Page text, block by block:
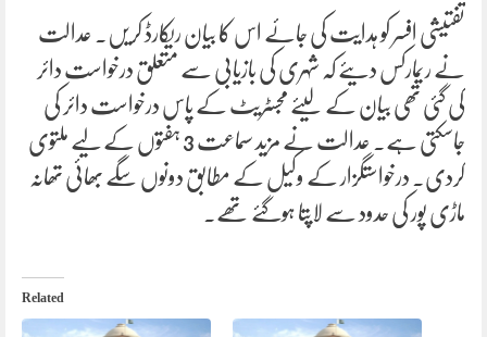
تفتیشی افسر کو ہدایت کی جائے اس کا بیان ریکارڈ کریں۔ عدالت
نے ریمارکس دیئے کہ شہری کی بازیابی سے متعلق درخواست دائر
کی گئی تھی بیان کے لیئے مجسٹریٹ کے پاس درخواست دائر کی
جاسکتی ہے۔ عدالت نے مزید سماعت 3 ہفتوں کے لیے ملتوی
کردی۔ درخواستگزار کے وکیل کے مطابق دونوں سگے بھائی تھانہ
ماڑی پور کی حدود سے لاپتا ہوگئے تھے۔
Related